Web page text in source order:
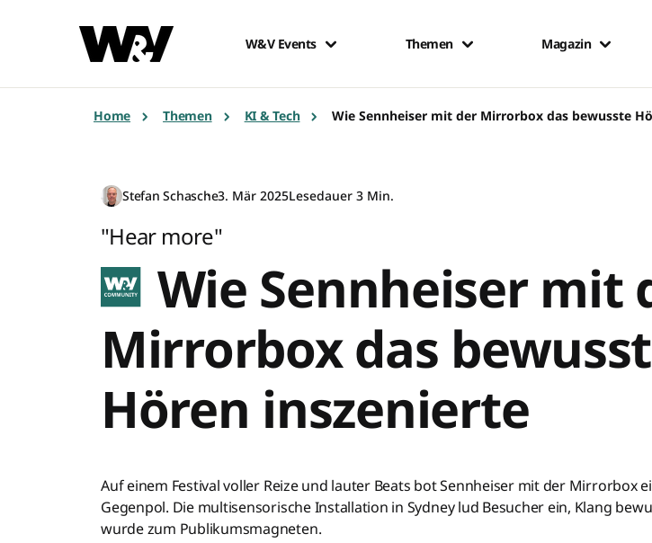
W&V Events Themen Magazin
Home Themen KI & Tech Wie Sennheiser mit der Mirrorbox das bewusste
Stefan Schasche3. Mär 2025Lesedauer 3 Min.
"Hear more"
Wie Sennheiser mit
Mirrorbox das
Hören inszenierte
Auf einem Festival voller Reize und lauter Beats bot Sennheiser mit der Mirrorbox
Gegenpol. Die multisensorische Installation in Sydney lud Besucher ein, Klang
wurde zum Publikumsmagneten.